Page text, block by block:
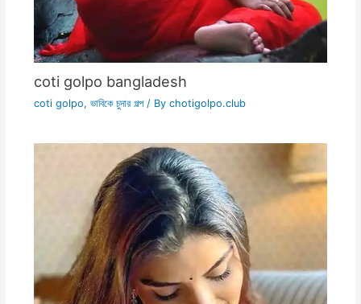
coti golpo bangladesh
coti golpo, ভাবিকে চুদার গল্প/ By chotigolpo.club